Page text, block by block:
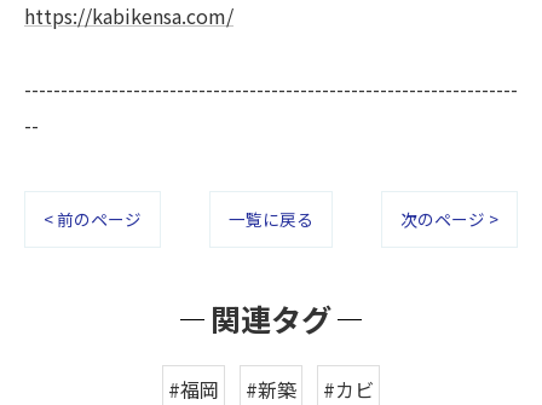
https://kabikensa.com/
--------------------------------------------------------------------
--
< 前のページ 一覧に戻る 次のページ >
関連タグ
#福岡 #新築 #カビ